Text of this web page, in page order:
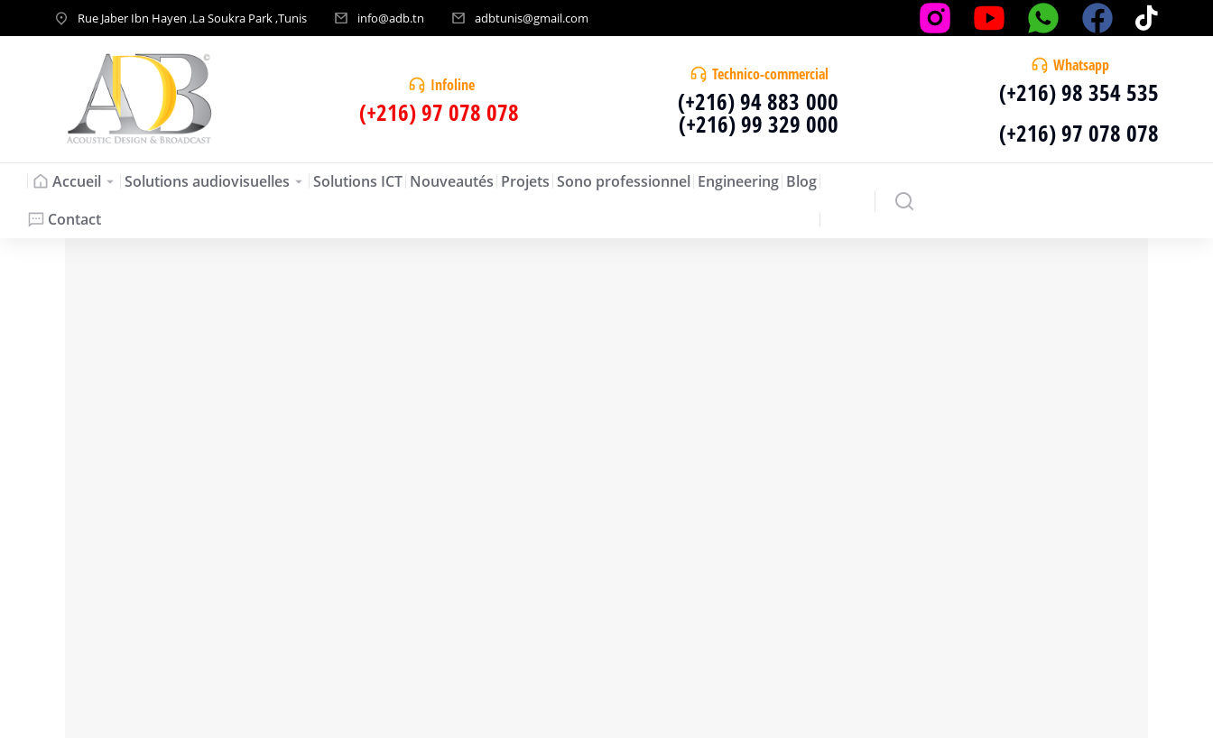
Rue Jaber Ibn Hayen ,La Soukra Park ,Tunis info@adb.tn adbtunis@gmail.com
Infoline
(+216) 97 078 078
Technico-commercial
(+216) 94 883 000
(+216) 99 329 000
Whatsapp
(+216) 98 354 535
(+216) 97 078 078
Accueil Solutions audiovisuelles Solutions ICT Nouveautés Projets Sono professionnel Engineering Blog
Contact